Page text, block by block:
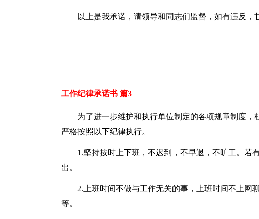
以上是我承诺，请领导和同志们监督，如有违反，
工作纪律承诺书 篇3
为了进一步维护和执行单位制定的各项规章制度
严格按照以下纪律执行。
1.坚持按时上下班，不迟到，不早退，不旷工。若
出。
2.上班时间不做与工作无关的事，上班时间不上网
等。